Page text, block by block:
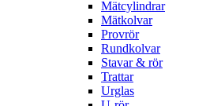
Mätcylindrar
Mätkolvar
Provrör
Rundkolvar
Stavar & rör
Trattar
Urglas